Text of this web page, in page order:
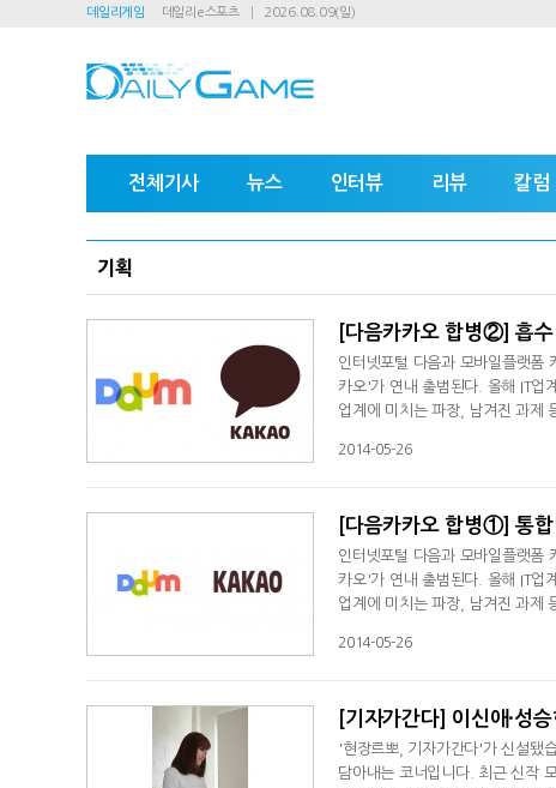
데일리게임 데일리e스포츠 2026.08.09(일)
전체기사 뉴스 인터뷰 리뷰 칼럼
기획
[다음카카오 합병②] 흡
인터넷포털 다음과 모바일플랫폼
카오'가 연내 출범된다. 올해 IT업
업계에 미치는 파장, 남겨진 과제
2014-05-26
[다음카카오 합병①] 통
인터넷포털 다음과 모바일플랫폼
카오'가 연내 출범된다. 올해 IT업
업계에 미치는 파장, 남겨진 과제
2014-05-26
[기자가간다] 이신애·성
'현장르뽀, 기자가간다'가 신설됐
담아내는 코너입니다. 최근 신작